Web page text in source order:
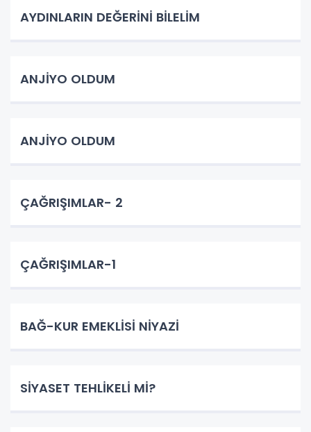
AYDINLARIN DEĞERİNİ BİLELİM
ANJİYO OLDUM
ANJİYO OLDUM
ÇAĞRIŞIMLAR- 2
ÇAĞRIŞIMLAR-1
BAĞ-KUR EMEKLİSİ NİYAZİ
SİYASET TEHLİKELİ Mİ?